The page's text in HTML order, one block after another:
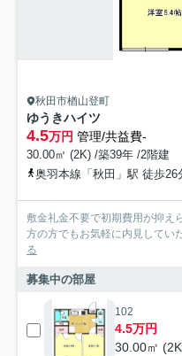
秋田市楢山登町
ゆうきハイツ
4.5万円 管理/共益費-
30.00㎡ (2K) /築39年 /2階建
奥羽本線「秋田」駅 徒歩26
敷金礼金不要で初期費用が抑え
方の方でもお気軽に内見してい
る
募集中の部屋
102
4.5万円
30.00㎡